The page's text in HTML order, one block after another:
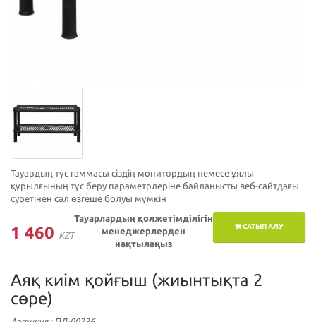
Тауардың түс гаммасы сіздің монитордың немесе ұялы
құрылғының түс беру параметрлеріне байланысты веб-сайтдағы
суретінен сәл өзгеше болуы мүмкін
1 460 KZT
САТЫП АЛУ
Тауарлардың қолжетімділігін
менеджерлерден
нақтылаңыз
Аяқ киім қойғыш (жиынтықта 2
сөре)